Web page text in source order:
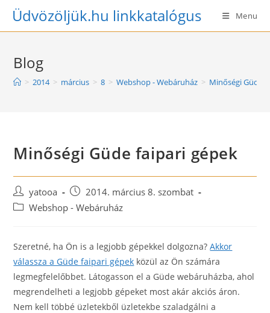
SkipÜdvözöljük.hu linkkatalógus Menu
Blog
> 2014 > március > 8 > Webshop - Webáruház > Minőségi Güde
Minőségi Güde faipari gépek
Post
author:
yatooa
Post
published:
2014. március 8. szombat
PostWebshop - Webáruház
Szeretné, ha Ön is a legjobb gépekkel dolgozna?Akkor
válassza a Güde faipari gépek közül az Ön számára
legmegfelelőbbet. Látogasson el a Güde webáruházba, ahol
megrendelheti a legjobb gépeket most akár akciós áron.
Nem kell többé üzletekből üzletekbe szaladgálni a